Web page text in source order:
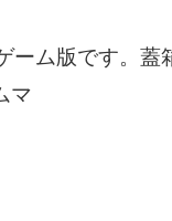
ーム版です。蓋
マ